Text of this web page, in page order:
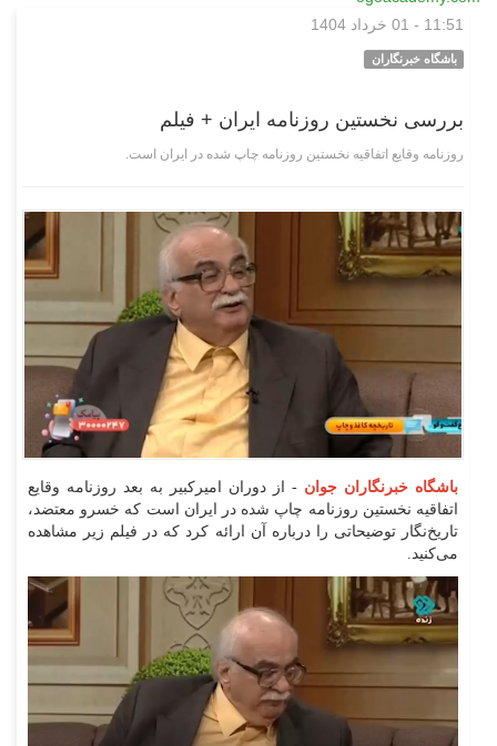
11:51 - 01 خرداد 1404
باشگاه خبرنگاران
بررسی نخستین روزنامه ایران + فیلم
روزنامه وقایع اتفاقیه نخستین روزنامه چاپ شده در ایران است.
باشگاه خبرنگاران جوان - از دوران امیرکبیر به بعد روزنامه وقایع
اتفاقیه نخستین روزنامه چاپ شده در ایران است که خسرو معتضد،
تاریخ‌نگار توضیحاتی را درباره آن ارائه کرد که در فیلم زیر مشاهده
می‌کنید.